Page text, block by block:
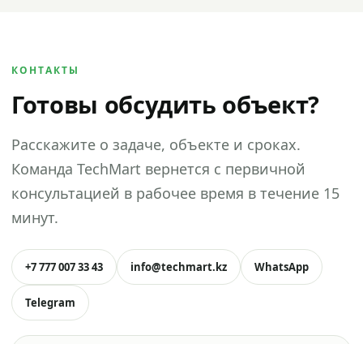
КОНТАКТЫ
Готовы обсудить объект?
Расскажите о задаче, объекте и сроках.
Команда TechMart вернется с первичной
консультацией в рабочее время в течение 15
минут.
+7 777 007 33 43 info@techmart.kz WhatsApp
Telegram